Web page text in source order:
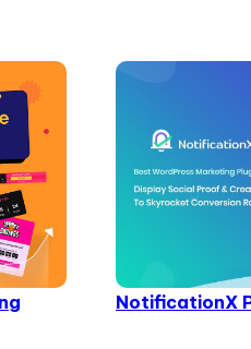
NotificationX